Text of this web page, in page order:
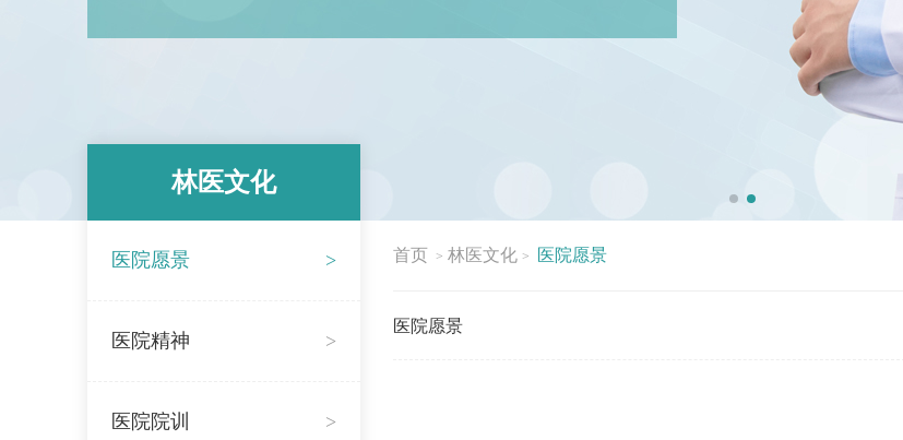
林医文化
医院愿景 >
医院精神 >
医院院训 >
首页 > 林医文化 > 医院愿景
医院愿景